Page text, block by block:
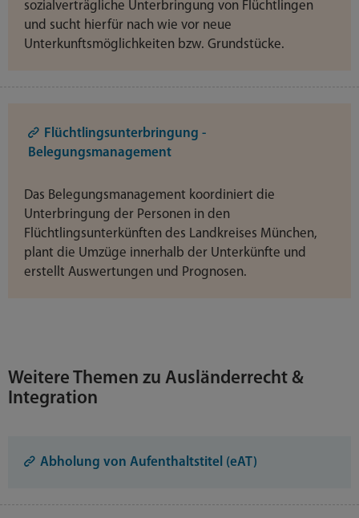
sozialverträgliche Unterbringung von Flüchtlingen
und sucht hierfür nach wie vor neue
Unterkunftsmöglichkeiten bzw. Grundstücke.
Flüchtlingsunterbringung -
Belegungsmanagement
Das Belegungsmanagement koordiniert die
Unterbringung der Personen in den
Flüchtlingsunterkünften des Landkreises München,
plant die Umzüge innerhalb der Unterkünfte und
erstellt Auswertungen und Prognosen.
Weitere Themen zu Ausländerrecht &
Integration
Abholung von Aufenthaltstitel (eAT)